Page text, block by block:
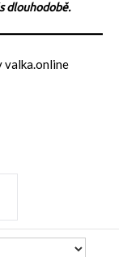
dlouhodobě.
valka.online